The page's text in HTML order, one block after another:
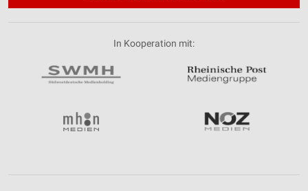
In Kooperation mit: